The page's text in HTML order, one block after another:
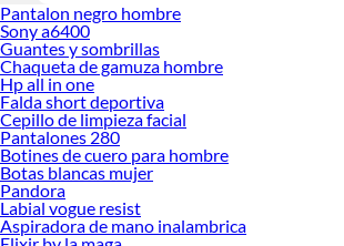
Pantalon negro hombre
Sony a6400
Guantes y sombrillas
Chaqueta de gamuza hombre
Hp all in one
Falda short deportiva
Cepillo de limpieza facial
Pantalones 280
Botines de cuero para hombre
Botas blancas mujer
Pandora
Labial vogue resist
Aspiradora de mano inalambrica